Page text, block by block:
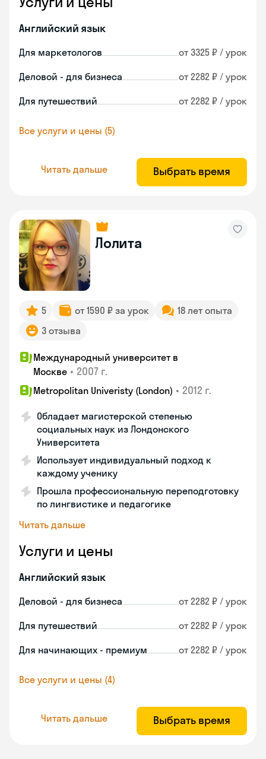
Английский язык
Для маркетологов от 3325 ₽ / урок
Деловой - для бизнеса от 2282 ₽ / урок
Для путешествий от 2282 ₽ / урок
Все услуги и цены (5)
Читать дальше Выбрать время
Лолита
5 от 1590 ₽ за урок
18 лет опыта
3 отзыва
Международный университет в
Москве • 2007 г.
Metropolitan Univeristy (London) • 2012 г.
Обладает магистерской степенью
социальных наук из Лондонского
Университета
Использует индивидуальный подход к
каждому ученику
Прошла профессиональную переподготовку
по лингвистике и педагогике
Читать дальше
Услуги и цены
Английский язык
Деловой - для бизнеса от 2282 ₽ / урок
Для путешествий от 2282 ₽ / урок
Для начинающих - премиум от 2282 ₽ / урок
Все услуги и цены (4)
Читать дальше Выбрать время